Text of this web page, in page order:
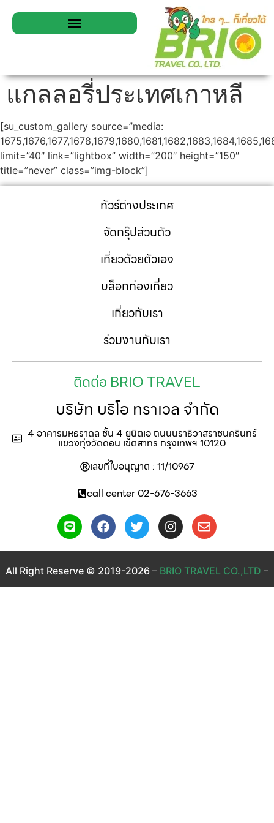
แกลลอรี่ประเทศเกาหลี
[su_custom_gallery source=”media:
limit=”40″ link=”lightbox” width=”200″ height=”150″
title=”never” class=”img-block”]
ทัวร์ต่างประเทศ
จัดกรุ๊ปส่วนตัว
เที่ยวด้วยตัวเอง
บล็อกท่องเที่ยว
เกี่ยวกับเรา
ร่วมงานกับเรา
ติดต่อ BRIO TRAVEL
บริษัท บริโอ ทราเวล จำกัด
4 อาคารมหธราดล ชั้น 4 ยูนิตเอ ถนนนราธิวาสราชนครินทร์
แขวงทุ่งวัดดอน เขตสาทร กรุงเทพฯ 10120
เลขที่ใบอนุญาต : 11/10967
call center 02-676-3663
All Right Reserve © 2019-2026 – BRIO TRAVEL CO.,LTD –